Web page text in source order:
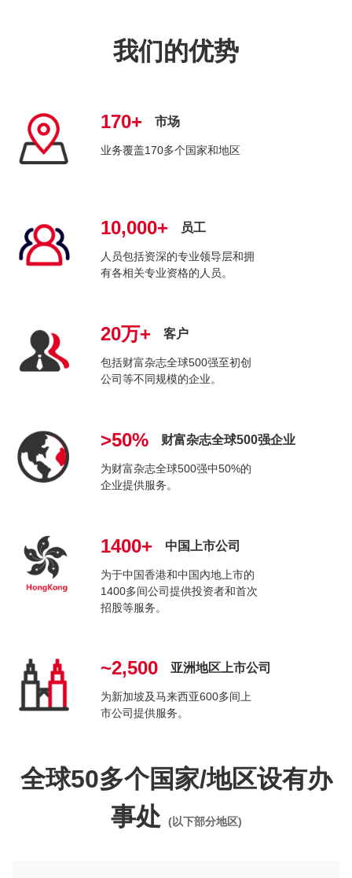
我们的优势
170+ 市场
业务覆盖170多个国家和地区
10,000+ 员工
人员包括资深的专业领导层和拥
有各相关专业资格的人员。
20万+ 客户
包括财富杂志全球500强至初创
公司等不同规模的企业。
>50% 财富杂志全球500强企业
为财富杂志全球500强中50%的
企业提供服务。
1400+ 中国上市公司
为于中国香港和中国內地上市的
1400多间公司提供投资者和首次
招股等服务。
~2,500 亚洲地区上市公司
为新加坡及马来西亚600多间上
市公司提供服务。
全球50多个国家/地区设有办
事处
(以下部分地区)